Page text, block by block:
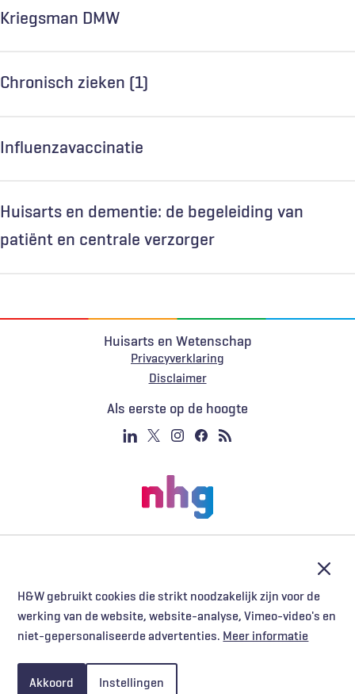
H&W gebruikt cookies die strikt noodzakelijk zijn voor de
werking van de website, website-analyse, Vimeo-video's en
niet-gepersonaliseerde advertenties. Meer informatie
Akkoord Instellingen
Kriegsman DMW
Chronisch zieken (1)
Influenzavaccinatie
Huisarts en dementie: de begeleiding van
patiënt en centrale verzorger
Huisarts en Wetenschap
Privacyverklaring
Voet
Disclaimer
Als eerste op de hoogte